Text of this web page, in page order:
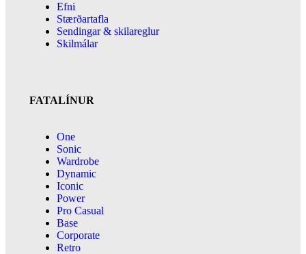
Efni
Stærðartafla
Sendingar & skilareglur
Skilmálar
FATALÍNUR
One
Sonic
Wardrobe
Dynamic
Iconic
Power
Pro Casual
Base
Corporate
Retro